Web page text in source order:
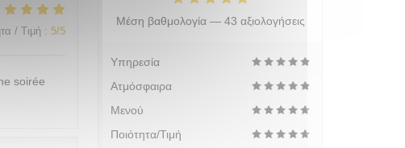
/ Τιμή : 5/5
soirée
Μέση βαθμολογία — 43 αξιολογήσεις
Υπηρεσία
Ατμόσφαιρα
Μενού
Ποιότητα/Τιμή